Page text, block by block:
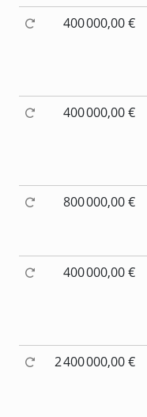
400 000,00 €
400 000,00 €
800 000,00 €
400 000,00 €
2 400 000,00 €